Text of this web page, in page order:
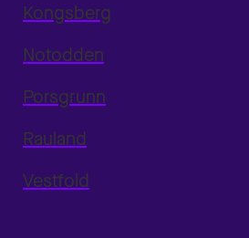
Kongsberg
Notodden
Porsgrunn
Rauland
Vestfold